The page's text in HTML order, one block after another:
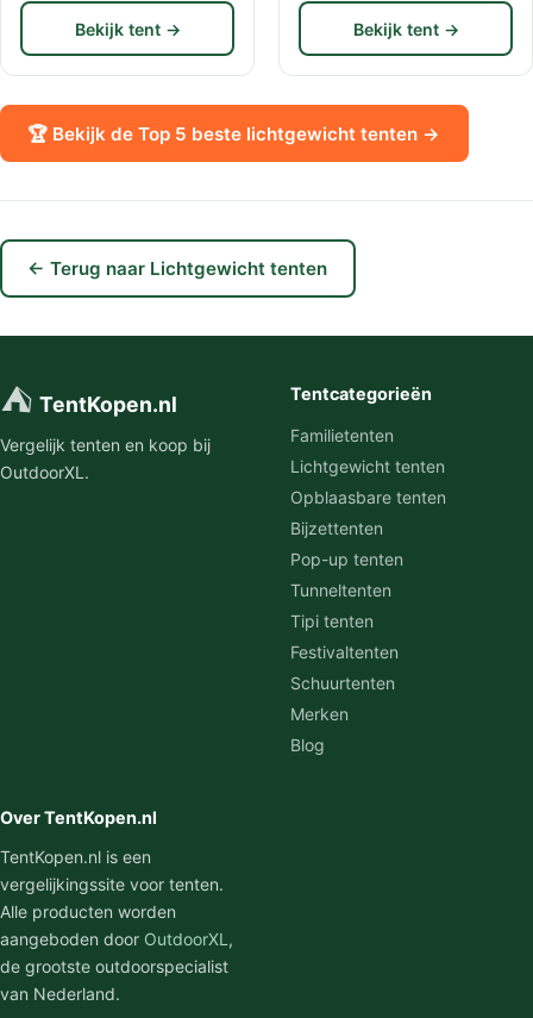
Bekijk tent → Bekijk tent →
🏆 Bekijk de Top 5 beste lichtgewicht tenten →
← Terug naar Lichtgewicht tenten
⛺ TentKopen.nl
Vergelijk tenten en koop bij
OutdoorXL.
Tentcategorieën
Familietenten
Lichtgewicht tenten
Opblaasbare tenten
Bijzettenten
Pop-up tenten
Tunneltenten
Tipi tenten
Festivaltenten
Schuurtenten
Merken
Blog
Over TentKopen.nl
TentKopen.nl is een
vergelijkingssite voor tenten.
Alle producten worden
aangeboden door OutdoorXL ,
de grootste outdoorspecialist
van Nederland.